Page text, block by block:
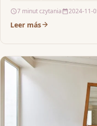
7 minut czytania 2024-11-
Leer más